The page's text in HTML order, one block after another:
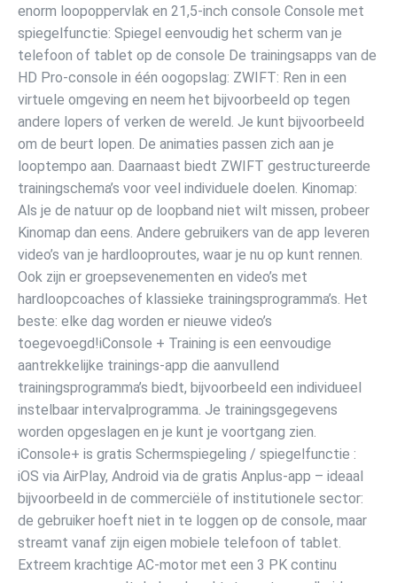
enorm loopoppervlak en 21,5-inch console Console met
spiegelfunctie: Spiegel eenvoudig het scherm van je
telefoon of tablet op de console De trainingsapps van de
HD Pro-console in één oogopslag: ZWIFT: Ren in een
virtuele omgeving en neem het bijvoorbeeld op tegen
andere lopers of verken de wereld. Je kunt bijvoorbeeld
om de beurt lopen. De animaties passen zich aan je
looptempo aan. Daarnaast biedt ZWIFT gestructureerde
trainingschema’s voor veel individuele doelen. Kinomap:
Als je de natuur op de loopband niet wilt missen, probeer
Kinomap dan eens. Andere gebruikers van de app leveren
video’s van je hardlooproutes, waar je nu op kunt rennen.
Ook zijn er groepsevenementen en video’s met
hardloopcoaches of klassieke trainingsprogramma’s. Het
beste: elke dag worden er nieuwe video’s
toegevoegd!iConsole + Training is een eenvoudige
aantrekkelijke trainings-app die aanvullend
trainingsprogramma’s biedt, bijvoorbeeld een individueel
instelbaar intervalprogramma. Je trainingsgegevens
worden opgeslagen en je kunt je voortgang zien.
iConsole+ is gratis Schermspiegeling / spiegelfunctie :
iOS via AirPlay, Android via de gratis Anplus-app – ideaal
bijvoorbeeld in de commerciële of institutionele sector:
de gebruiker hoeft niet in te loggen op de console, maar
streamt vanaf zijn eigen mobiele telefoon of tablet.
Extreem krachtige AC-motor met een 3 PK continu